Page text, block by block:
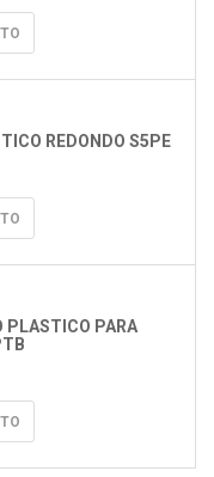
REDONDO S5PE
PLASTICO PARA